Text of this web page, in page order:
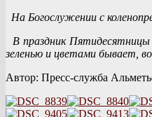
На Богослужении с
В праздник
зеленью и цветами бывает,
Автор: Пресс-служба